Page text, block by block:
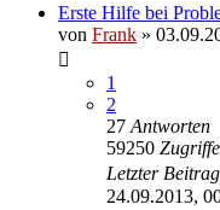
Erste Hilfe bei
von Frank »
1
2
27 Antworten
59250 Zugriffe
Letzter Beitrag
24.09.2013,